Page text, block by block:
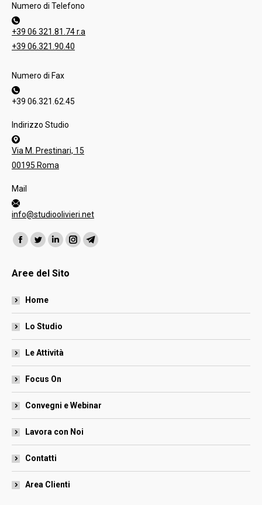
Numero di Telefono
+39 06 321.81.74 r.a
+39 06.321.90.40
Numero di Fax
+39 06.321.62.45
Indirizzo Studio
Via M. Prestinari, 15
00195 Roma
Mail
info@studioolivieri.net
Ci puoi trovare su:
Facebook
opens
new
window
Twitter
opens
window
Linkedin
opens
window
InstagramTelegram
Aree del Sito
Home
Lo Studio
Le Attività
Focus On
Convegni e Webinar
Lavora con Noi
Contatti
Area Clienti